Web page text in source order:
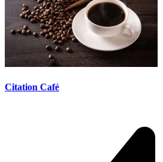
Citation Café